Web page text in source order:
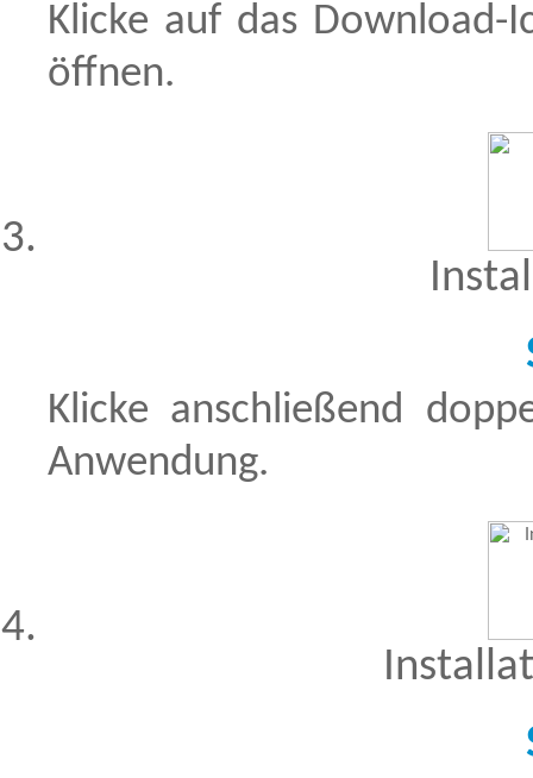
Klicke auf das Download-
öffnen.
Klicke anschließend
Anwendung.